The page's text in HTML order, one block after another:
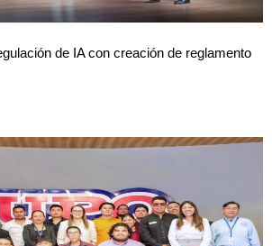
de IA con creación de reglamento